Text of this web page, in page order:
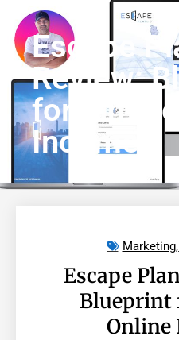
Escape
Review:
for
Income
Marketing,
Escape
Blueprint
Online